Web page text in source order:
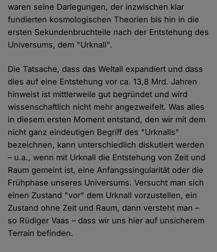
waren seine Darlegungen, der inzwischen klar
fundierten kosmologischen Theorien bis hin in die
ersten Sekundenbruchteile nach der Entstehung des
Universums, dem "Urknall".
Die Tatsache, dass das Weltall expandiert und dass
dies auf eine Entstehung vor ca. 13,8 Mrd. Jahren
hinweist ist mittlerweile gut begründet und wird
wissenschaftlich nicht mehr angezweifelt. Was alles
in diesem ersten Moment entstand, den wir mit dem
nicht ganz eindeutigen Begriff des "Urknalls"
bezeichnen, kann unterschiedlich diskutiert werden
– u.a., wenn mit Urknall die Entstehung von Zeit und
Raum gemeint ist, eine Anfangssingularität oder die
Frühphase unseres Universums. Versucht man sich
einen Zustand "vor" dem Urknall vorzustellen, ein
Zustand ohne Zeit und Raum, dann versteht man –
so Rüdiger Vaas – dass wir uns hier auf unsicherem
Terrain befinden.